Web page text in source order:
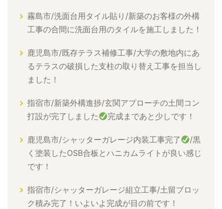
霧島市/洗面台用タイル貼り/新築のお客様の外構
工事の合間に洗面台用のタイルを施工しました！
鹿児島市/既存テラス補修工事/大学の敷地内にあ
るテラスの破損した支柱の取り替え工事を担当し
ました！
指宿市/新築外構進捗/玄関アプローチの土間コン
打設が完了しました
完成まであと少しです！
鹿児島市/シャッターガレージ内装工事完了
/黒
く塗装したOSB合板とハニカムライトが良い感じ
です！
指宿市/シャッターガレージ組立工事/土留ブロッ
ク積み完了！いよいよ完成が目の前です！